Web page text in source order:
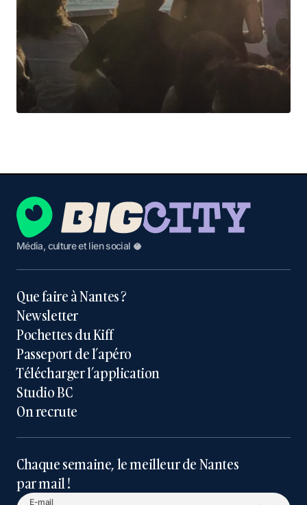
Média, culture et lien social 🥥
Que faire à Nantes ?
Newsletter
Pochettes du Kiff
Passeport de l’apéro
Télécharger l’application
Studio BC
On recrute
Chaque semaine, le meilleur de Nantes
par mail !
E-mail